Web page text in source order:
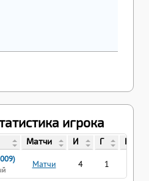
игрока
Матчи И Г П
Матчи 4 1